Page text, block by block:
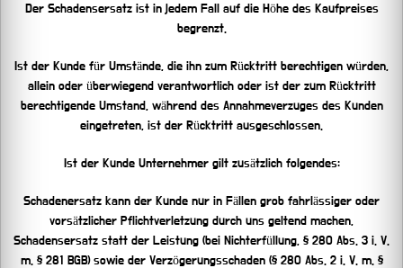
Der Schadensersatz ist in jedem Fall auf die Höhe des Kaufpreises
begrenzt.
Ist der Kunde für Umstände, die ihn zum Rücktritt berechtigen würden,
allein oder überwiegend verantwortlich oder ist der zum Rücktritt
berechtigende Umstand, während des Annahmeverzuges des Kunden
eingetreten, ist der Rücktritt ausgeschlossen.
Ist der Kunde Unternehmer gilt zusätzlich folgendes:
Schadenersatz kann der Kunde nur in Fällen grob fahrlässiger oder
vorsätzlicher Pflichtverletzung durch uns geltend machen,
Schadensersatz statt der Leistung (bei Nichterfüllung, § 280 Abs. 3 i. V.
m. § 281 BGB) sowie der Verzögerungsschaden (§ 280 Abs. 2 i. V. m. §